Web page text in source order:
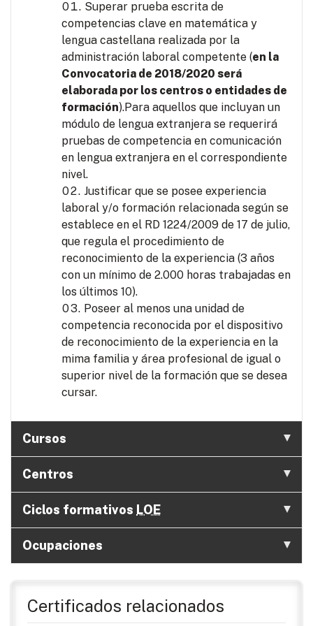
Superar prueba escrita de
competencias clave en matemática y
lengua castellana realizada por la
administración laboral competente (en la
Convocatoria de 2018/2020 será
elaborada por los centros o entidades de
formación).Para aquellos que incluyan un
módulo de lengua extranjera se requerirá
pruebas de competencia en comunicación
en lengua extranjera en el correspondiente
nivel.
Justificar que se posee experiencia
laboral y/o formación relacionada según se
establece en el RD 1224/2009 de 17 de julio,
que regula el procedimiento de
reconocimiento de la experiencia (3 años
con un mínimo de 2.000 horas trabajadas en
los últimos 10).
Poseer al menos una unidad de
competencia reconocida por el dispositivo
de reconocimiento de la experiencia en la
mima familia y área profesional de igual o
superior nivel de la formación que se desea
cursar.
Cursos
Centros
Ciclos formativos LOE
Ocupaciones
Certificados relacionados